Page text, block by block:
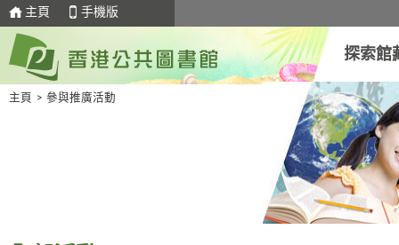
主頁 手機版
探索館
主頁 > 參與推廣活動